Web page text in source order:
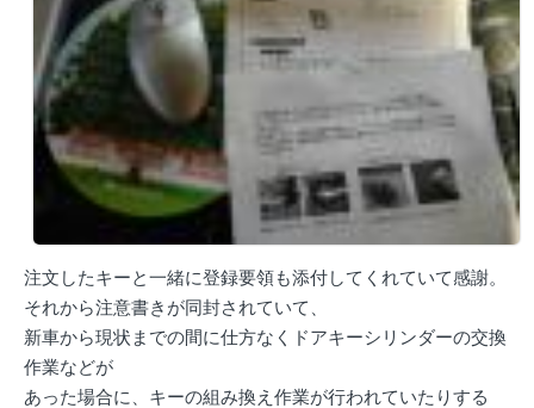
注文したキーと一緒に登録要領も添付してくれていて感謝。
それから注意書きが同封されていて、
新車から現状までの間に仕方なくドアキーシリンダーの交換
作業などが
あった場合に、キーの組み換え作業が行われていたりする